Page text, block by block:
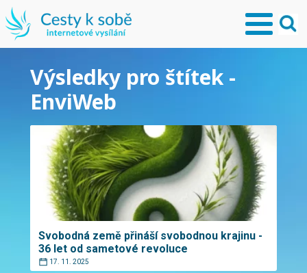
Výsledky pro štítek -
EnviWeb
Svobodná země přináší svobodnou krajinu -
36 let od sametové revoluce
17. 11. 2025